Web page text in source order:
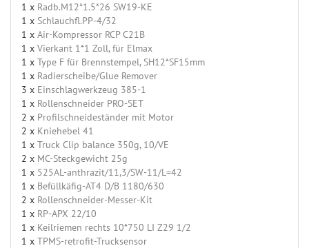
1 x Radb.M12*1.5*26 SW19-KE
1 x Schlauchfl.PP-4/32
1 x Air-Kompressor RCP C21B
1 x Vierkant 1*1 Zoll, für Elmax
1 x Type F für Brennstempel, SH12*SF15mm
1 x Radierscheibe/Glue Remover
3 x Einschlagwerkzeug 385-1
1 x Rollenschneider PRO-SET
2 x Profilschneideständer mit Motor
2 x Kniehebel 41
1 x Truck Clip balance 350g, 10/VE
2 x MC-Steckgewicht 25g
1 x 525AL-anthrazit/11,3/SW-11/L=42
1 x Befüllkäfig-AT4 D/B 1180/630
2 x Rollenschneider-Messer-Kit
1 x RP-APX 22/10
1 x Keilriemen rechts 10*750 LI Z29 1/2
1 x TPMS-retrofit-Trucksensor